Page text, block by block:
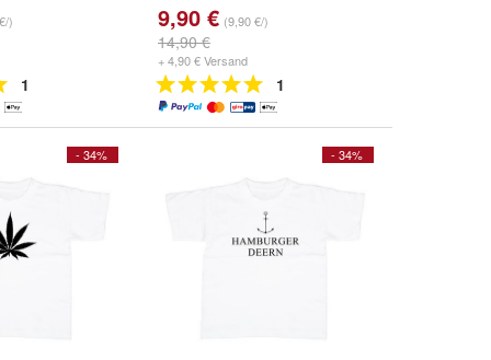
)
1
9,90 € (9,90 €/)
14,90 €
+ 4,90 € Versand
1
- 34% - 34%